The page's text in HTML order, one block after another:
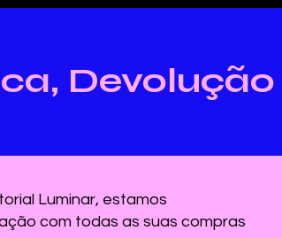
Luminar, estamos
com todas as suas compras